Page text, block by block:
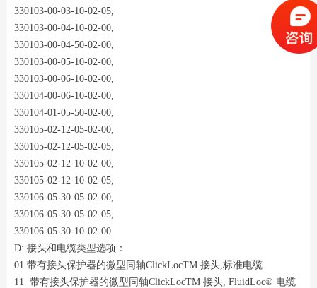
330103-00-03-10-02-05,
330103-00-04-10-02-00,
330103-00-04-50-02-00,
330103-00-05-10-02-00,
330103-00-06-10-02-00,
330104-00-06-10-02-00,
330104-01-05-50-02-00,
330105-02-12-05-02-00,
330105-02-12-05-02-05,
330105-02-12-10-02-00,
330105-02-12-10-02-05,
330106-05-30-05-02-00,
330106-05-30-05-02-05,
330106-05-30-10-02-00
D: 接头和电缆类型选项：
01 带有接头保护器的微型同轴ClickLocTM 接头,标准电缆
11 带有接头保护器的微型同轴ClickLocTM 接头, FluidLoc® 电缆